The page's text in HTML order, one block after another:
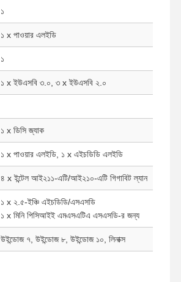
১
১ x পাওয়ার এলইডি
১
১ x ইউএসবি ৩.০, ৩ x ইউএসবি ২.০
১ x ডিসি জ্যাক
১ x পাওয়ার এলইডি, ১ x এইচডিডি এলইডি
৪ x ইন্টেল আই২১১-এটি/আই২১০-এটি গিগাবিট ল্যান
১ x ২.৫-ইঞ্চি এইচডিডি/এসএসডি
১ x মিনি পিসিআইই এমএসএটিএ এসএসডি-র জন্য
উইন্ডোজ ৭, উইন্ডোজ ৮, উইন্ডোজ ১০, লিনাক্স